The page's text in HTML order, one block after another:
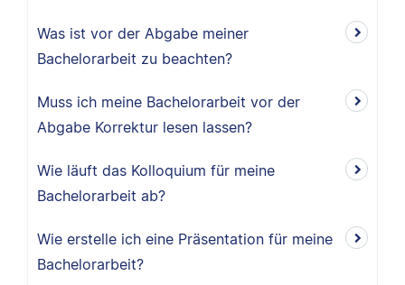
Was ist vor der Abgabe meiner
Bachelorarbeit zu beachten?
Muss ich meine Bachelorarbeit vor der
Abgabe Korrektur lesen lassen?
Wie läuft das Kolloquium für meine
Bachelorarbeit ab?
Wie erstelle ich eine Präsentation für meine
Bachelorarbeit?